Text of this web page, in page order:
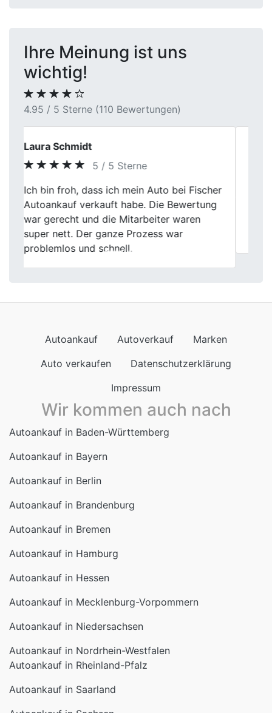
Ihre Meinung ist uns
wichtig!
4.95 / 5 Sterne (110 Bewertungen)
Sven B.
5 / 5 Sterne
Privatverkauf war mir zu aufwendig. Hier
ging es schnell, verständlich und ohne
Stress. Auto abgeben, Vertrag
unterschreiben, erledigt.
Previous
Wir kommen auch nach
Autoankauf in Baden-Württemberg
Autoankauf in Berlin
Autoankauf in Niedersachsen
Autoankauf in Rheinland-Pfalz